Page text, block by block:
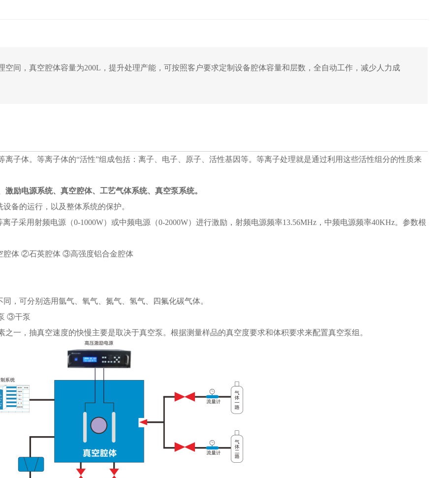
空间，真空腔体容量为200L，提升处理产能，可按照客户要求定制设备腔体容量和层数，全自动工作，减少人力成
子体。等离子体的“活性”组成包括：离子、电子、原子、活性基因等。等离子处理就是通过利用这些活性组分的性质来
励电源系统、真空腔体、工艺气体系统、真空泵系统。
备的运行，以及整体系统的保护。
子采用射频电源（0-1000W）或中频电源（0-2000W）进行激励，射频电源频率13.56MHz，中频电源频率40KHz。参数根
腔体 ②石英腔体 ③高强度铝合金腔体
，可分别选用氩气、氧气、氮气、氢气、四氟化碳气体。
③干泵
一，抽真空速度的快慢主要是取决于真空泵。根据测量样品的真空度要求和体积要求来配置真空泵组。